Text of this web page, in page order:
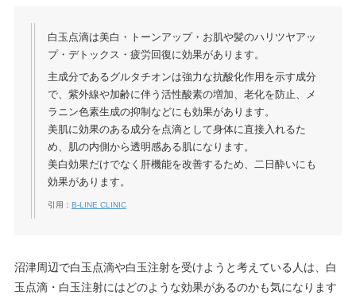
白玉点滴は美白・トーンアップ・お肌や髪のハリツヤアッ
プ・デトックス・疲労回復に効果があります。
主成分であるグルタチオンは強⼒な抗酸化作⽤を⽰す成分
で、紫外線や加齢に伴う活性酸素の増加、⽼化を防⽌、メ
ラニン⾊素⽣成の抑制などにも効果があります。
美肌に効果のある成分を点滴として身体に直接入れるた
め、肌の内側から透明感ある肌になります。
美白効果だけでなく肝機能を改善するため、二日酔いにも
効果があります。
引用： B-LINE CLINIC
沼津周辺で白玉点滴や白玉注射を受けようと考えている人は、白
玉点滴・白玉注射にはどのような効果があるのかも気になります